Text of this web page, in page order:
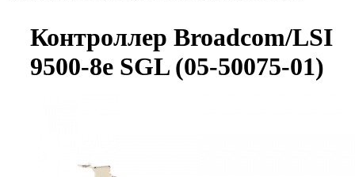
Контроллер Broadcom/LSI
9500-8e SGL (05-50075-01)